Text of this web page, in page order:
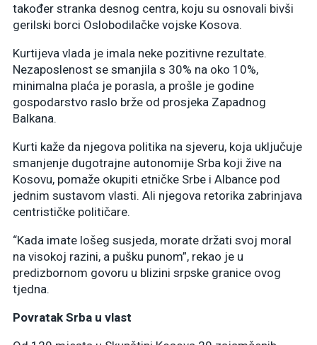
također stranka desnog centra, koju su osnovali bivši
gerilski borci Oslobodilačke vojske Kosova.
Kurtijeva vlada je imala neke pozitivne rezultate.
Nezaposlenost se smanjila s 30% na oko 10%,
minimalna plaća je porasla, a prošle je godine
gospodarstvo raslo brže od prosjeka Zapadnog
Balkana.
Kurti kaže da njegova politika na sjeveru, koja uključuje
smanjenje dugotrajne autonomije Srba koji žive na
Kosovu, pomaže okupiti etničke Srbe i Albance pod
jednim sustavom vlasti. Ali njegova retorika zabrinjava
centrističke političare.
“Kada imate lošeg susjeda, morate držati svoj moral
na visokoj razini, a pušku punom”, rekao je u
predizbornom govoru u blizini srpske granice ovog
tjedna.
Povratak Srba u vlast